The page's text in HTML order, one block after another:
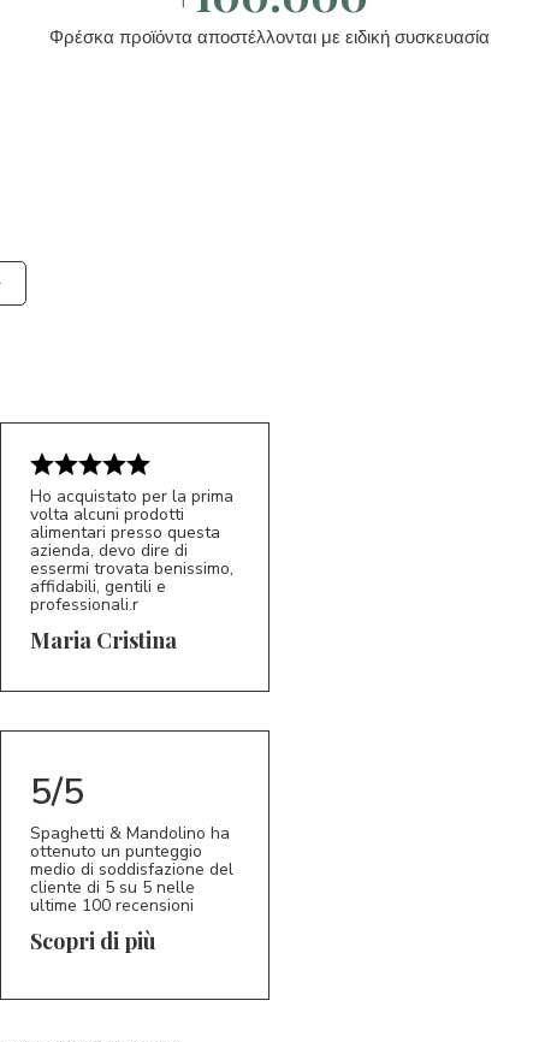
Φρέσκα προϊόντα αποστέλλονται με ειδική συσκευασία
MC 5/5
Ho acquistato per la prima
volta alcuni prodotti
alimentari presso questa
azienda, devo dire di
essermi trovata benissimo,
affidabili, gentili e
professionali.r
Maria Cristina
5/5
Spaghetti & Mandolino ha
ottenuto un punteggio
medio di soddisfazione del
cliente di 5 su 5 nelle
ultime 100 recensioni
Scopri di più